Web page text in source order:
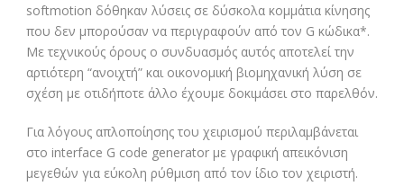
softmotion δόθηκαν λύσεις σε δύσκολα κομμάτια κίνησης
που δεν μπορούσαν να περιγραφούν από τον G κώδικα*.
Με τεχνικούς όρους ο συνδυασμός αυτός αποτελεί την
αρτιότερη “ανοιχτή” και οικονομική βιομηχανική λύση σε
σχέση με οτιδήποτε άλλο έχουμε δοκιμάσει στο παρελθόν.
Για λόγους απλοποίησης του χειρισμού περιλαμβάνεται
στο interface G code generator με γραφική απεικόνιση
μεγεθών για εύκολη ρύθμιση από τον ίδιο τον χειριστή.